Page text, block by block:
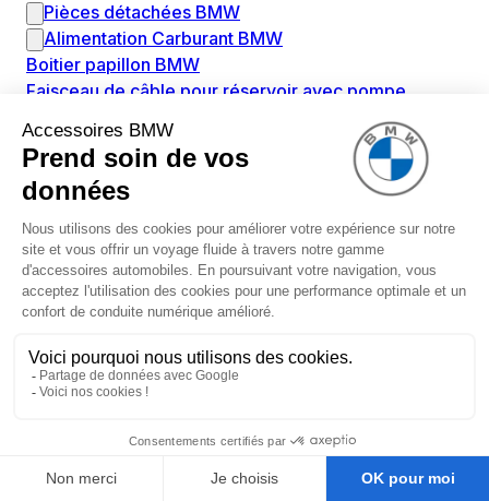
Pièces détachées BMW
Alimentation Carburant BMW
Boitier papillon BMW
Faisceau de câble pour réservoir avec pompe
Injecteur BMW
Pompe à carburant BMW
Pompe diesel BMW
Allumage / Préchauffage BMW
Bobines d'allumage BMW
Boitier de préchauffage BMW
Bougie de préchauffage BMW
Amortissement BMW
Amortisseurs BMW
Amortisseur de vibrations BMW
Kit de réparation amortisseur BMW
Boîte de vitesse BMW